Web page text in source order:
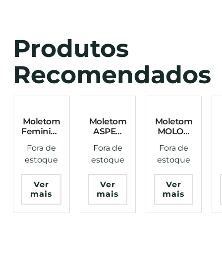
Produtos
Recomendados
Moletom
Feminino
KEEP
FIGHTING
INVICTUS
Fora de
estoque
Ver
mais
Moletom
ASPEN
BRAVE –
INVICTUS
Fora de
estoque
Ver
mais
Moletom
MOLON
Preto –
INVICTUS
Fora de
estoque
Ver
mais